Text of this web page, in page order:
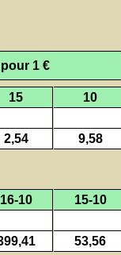
1 €
15
10
2,54 9,58
16-10
15-10
53,56